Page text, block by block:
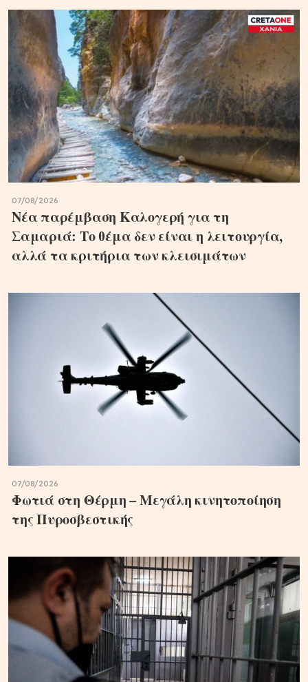
07/08/2026
Νέα παρέμβαση Καλογερή για τη
Σαμαριά: Το θέμα δεν είναι η λειτουργία,
αλλά τα κριτήρια των κλεισιμάτων
07/08/2026
Φωτιά στη Θέρμη – Μεγάλη κινητοποίηση
της Πυροσβεστικής